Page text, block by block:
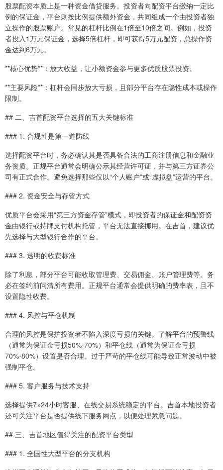
股票配资本质上是一种资金借贷服务。投资者向配资平台缴纳一定比
例的保证金，平台则按比例提供额外资金，共同组成一个由投资者独
立操作的股票账户。常见的杠杆比例在1倍至10倍之间。例如，投资
者投入1万元保证金，选择5倍杠杆，即可获得5万元配资，总操作资
金达到6万元。
**核心优势**：放大收益，让小额资金参与更多优质股票投资。
**主要风险**：杠杆会同步放大亏损，且部分平台存在隐性成本或操作
限制。
## 二、吉首配资平台选择的五大关键标准
### 1. 合规性是第一道防线
选择配资平台时，务必确认其是否具备合法的工商注册信息和金融业
务资质。正规平台通常会明确公示其经营许可证，并与第三方证券公
司有正式合作。避免选择那些仅以“个人账户”或“虚拟盘”运营的平台。
### 2. 资金安全与存管方式
优质平台会采用“第三方资金存管”模式，即投资者的保证金和配资资
金由银行或持牌支付机构托管，平台无法直接挪用。在吉首，建议优
先选择与大型银行合作的平台。
### 3. 透明的收费标准
除了利息，部分平台可能收取管理费、交易佣金、账户管理费等。务
必在签约前问清所有费用。正规平台通常会提供明确的费率表，且不
设置隐性收费。
### 4. 风控与平仓机制
合理的风控是保护投资者不陷入深度亏损的关键。了解平台的预警线
（通常为保证金亏损50%-70%）和平仓线（通常为保证金亏损
70%-80%）设置是否合理。过于严苛的平仓线可能导致正常波动中被
强制平仓。
### 5. 客户服务与技术支持
选择提供7×24小时客服、在线交易系统稳定的平台。吉首本地投资者
还可关注平台是否提供线下服务网点，以便处理紧急问题。
## 三、吉首地区值得关注的配资平台类型
### 1. 全国性大型平台的分支机构